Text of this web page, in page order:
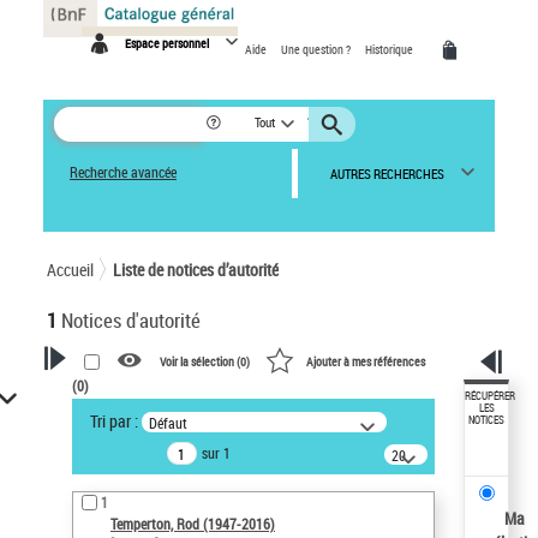
Espace personnel Aide Une question ? Historique
Tout
Recherche avancée AUTRES RECHERCHES
Accueil Liste de notices d’autorité
1 Notices d'autorité
VOTRE RECHERCHE
Recherche avancée dans les
notices d’autorité
Œuvres liées à l'auteur :
Temperton, Rod (1947-2016)
Voir la sélection (0) Ajouter à mes références
(0)
Tri par : Défaut
sur 1
20
résultats/page
1
Temperton, Rod (1947-2016)
RÉCUPÉRER
LES
NOTICES
Ma
Panneau de gestion des cookies